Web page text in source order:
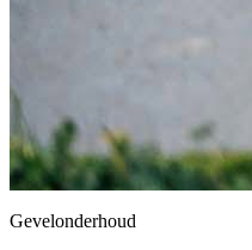
Gevelonderhoud